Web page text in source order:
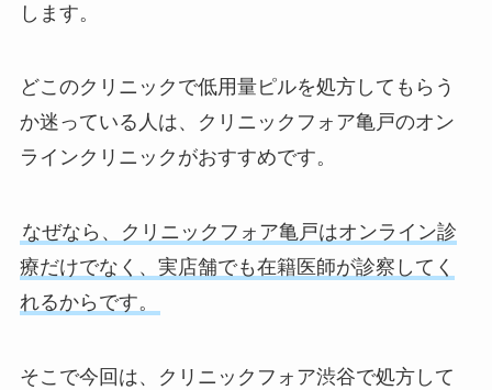
します。
どこのクリニックで低用量ピルを処方してもらう
か迷っている人は、クリニックフォア亀戸のオン
ラインクリニックがおすすめです。
なぜなら、クリニックフォア亀戸はオンライン診
療だけでなく、実店舗でも在籍医師が診察してく
れるからです。
そこで今回は、クリニックフォア渋谷で処方して